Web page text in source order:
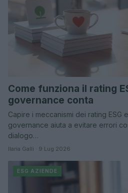
Come funziona il rating
governance conta
Capire i meccanismi dei rating ESG
governance aiuta a evitare errori
dialogo…
Ilaria Galli · 9 Lug 2026
ESG AZIENDE